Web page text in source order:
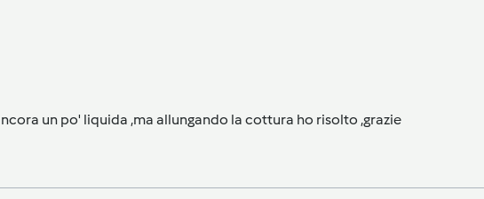
un po' liquida ,ma allungando la cottura ho risolto ,grazie